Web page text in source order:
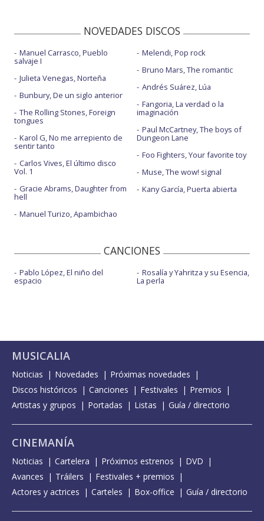
NOVEDADES DISCOS
Manuel Carrasco, Pueblo
salvaje I
Julieta Venegas, Norteña
Bunbury, De un siglo anterior
The Rolling Stones, Foreign
tongues
Karol G, No me arrepiento de
sentir tanto
Carlos Vives, El último disco
Vol. 1
Gracie Abrams, Daughter from
hell
Manuel Turizo, Apambichao
Melendi, Pop rock
Bruno Mars, The romantic
Andrés Suárez, Lúa
Fangoria, La verdad o la
imaginación
Paul McCartney, The boys of
Dungeon Lane
Foo Fighters, Your favorite toy
Muse, The wow! signal
Kany García, Puerta abierta
CANCIONES
Pablo López, El niño del
espacio
Rosalía y Yahritza y su Esencia,
La perla
MUSICALIA
Noticias Novedades
Próximas novedades
Discos históricos
Canciones Festivales
Premios
Artistas y grupos
Portadas Listas Guía / directorio
CINEMANÍA
Noticias Cartelera Próximos estrenos
DVD
Avances
Tráilers
Festivales + premios
Actores y actrices
Carteles Box-office Guía / directorio